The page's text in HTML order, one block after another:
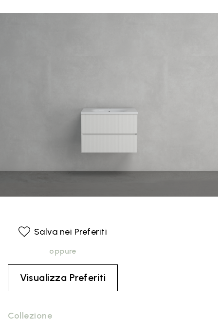
Collezione
Salva nei Preferiti
oppure
Visualizza Preferiti